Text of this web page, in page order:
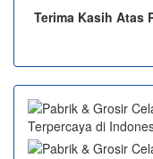
Terima Kasih Atas